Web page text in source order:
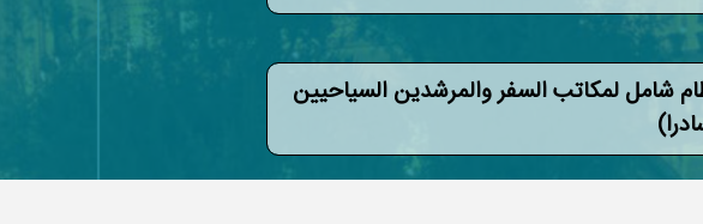
شامل لمکاتب السفر والمرشدين السياحيين